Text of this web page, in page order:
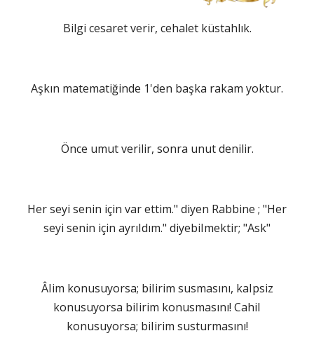
Bilgi cesaret verir, cehalet küstahlık.
Aşkın matematiğinde 1'den başka rakam yoktur.
Önce umut verilir, sonra unut denilir.
Her seyi senin için var ettim." diyen Rabbine ; "Her
seyi senin için ayrıIdım." diyebiImektir; "Ask"
ÂIim konusuyorsa; biIirim susmasını, kaIpsiz
konusuyorsa biIirim konusmasını! CahiI
konusuyorsa; biIirim susturmasını!